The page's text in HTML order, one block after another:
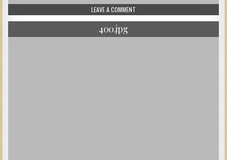
LEAVE A COMMENT
400.jpg